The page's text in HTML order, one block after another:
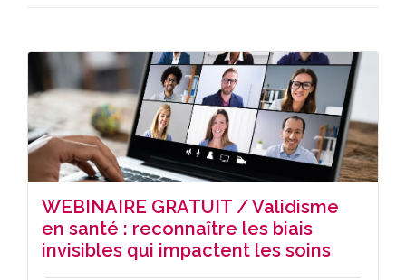
WEBINAIRE GRATUIT / Validisme
en santé : reconnaître les biais
invisibles qui impactent les soins